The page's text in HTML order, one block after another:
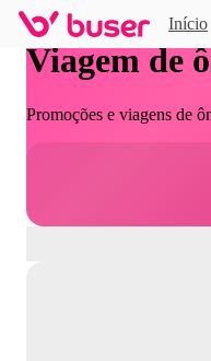
Início
Viagem de
Promoções e viagens de